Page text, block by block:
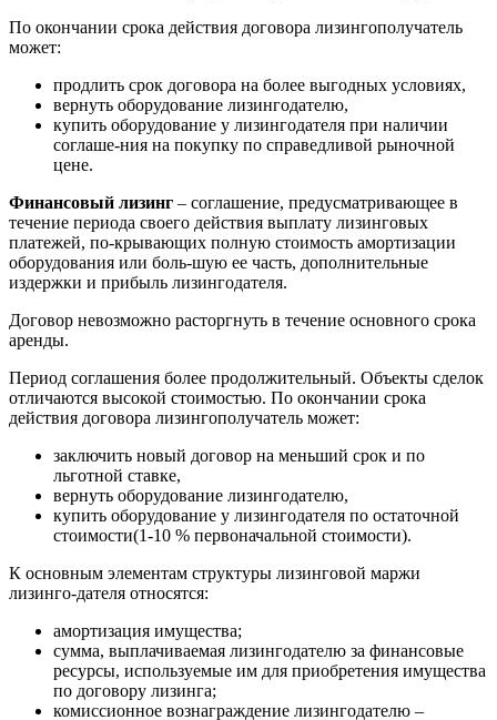
По окончании срока действия договора лизингополучатель
может:
продлить срок договора на более выгодных условиях,
вернуть оборудование лизингодателю,
купить оборудование у лизингодателя при наличии
соглаше-ния на покупку по справедливой рыночной
цене.
Финансовый лизинг – соглашение, предусматривающее в
течение периода своего действия выплату лизинговых
платежей, по-крывающих полную стоимость амортизации
оборудования или боль-шую ее часть, дополнительные
издержки и прибыль лизингодателя.
Договор невозможно расторгнуть в течение основного срока
аренды.
Период соглашения более продолжительный. Объекты сделок
отличаются высокой стоимостью. По окончании срока
действия договора лизингополучатель может:
заключить новый договор на меньший срок и по
льготной ставке,
вернуть оборудование лизингодателю,
купить оборудование у лизингодателя по остаточной
стоимости(1-10 % первоначальной стоимости).
К основным элементам структуры лизинговой маржи
лизинго-дателя относятся:
амортизация имущества;
сумма, выплачиваемая лизингодателю за финансовые
ресурсы, используемые им для приобретения имущества
по договору лизинга;
комиссионное вознаграждение лизингодателю –